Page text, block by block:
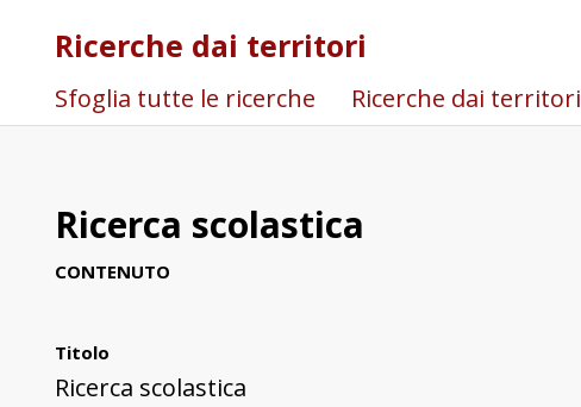
Ricerche dai territori
Sfoglia tutte le ricerche Ricerche dai territori
Ricerca scolastica
CONTENUTO
Titolo
Ricerca scolastica